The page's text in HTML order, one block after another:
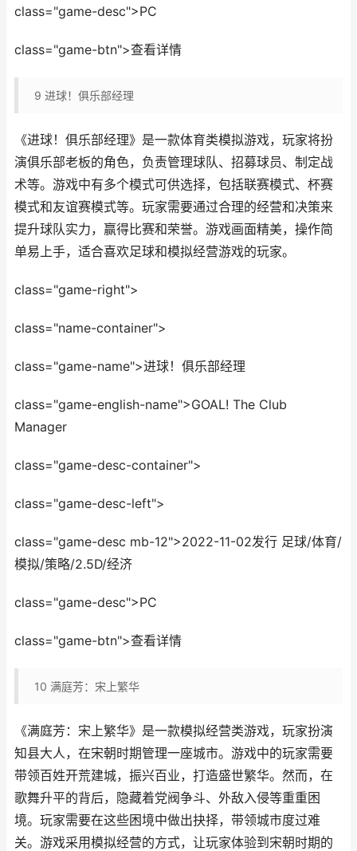
class="game-desc">PC
class="game-btn">查看详情
9 进球！俱乐部经理
《进球！俱乐部经理》是一款体育类模拟游戏，玩家将扮
演俱乐部老板的角色，负责管理球队、招募球员、制定战
术等。游戏中有多个模式可供选择，包括联赛模式、杯赛
模式和友谊赛模式等。玩家需要通过合理的经营和决策来
提升球队实力，赢得比赛和荣誉。游戏画面精美，操作简
单易上手，适合喜欢足球和模拟经营游戏的玩家。
class="game-right">
class="name-container">
class="game-name">进球！俱乐部经理
class="game-english-name">GOAL! The Club
Manager
class="game-desc-container">
class="game-desc-left">
class="game-desc mb-12">2022-11-02发行 足球/体育/
模拟/策略/2.5D/经济
class="game-desc">PC
class="game-btn">查看详情
10 满庭芳：宋上繁华
《满庭芳：宋上繁华》是一款模拟经营类游戏，玩家扮演
知县大人，在宋朝时期管理一座城市。游戏中的玩家需要
带领百姓开荒建城，振兴百业，打造盛世繁华。然而，在
歌舞升平的背后，隐藏着党阀争斗、外敌入侵等重重困
境。玩家需要在这些困境中做出抉择，带领城市度过难
关。游戏采用模拟经营的方式，让玩家体验到宋朝时期的